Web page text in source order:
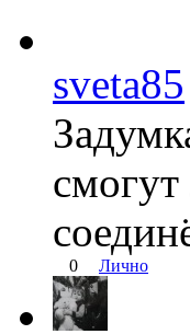
sveta85
0 Лично